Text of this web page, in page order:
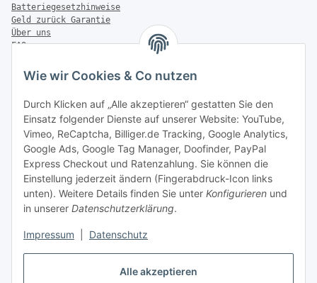
Alle akzeptieren
Wie wir Cookies & Co nutzen
Durch Klicken auf „Alle akzeptieren“ gestatten Sie den
Einsatz folgender Dienste auf unserer Website: YouTube,
Vimeo, ReCaptcha, Billiger.de Tracking, Google Analytics,
Google Ads, Google Tag Manager, Doofinder, PayPal
Express Checkout und Ratenzahlung. Sie können die
Einstellung jederzeit ändern (Fingerabdruck-Icon links
unten). Weitere Details finden Sie unter Konfigurieren und
in unserer Datenschutzerklärung.
Impressum Datenschutz
Batteriegesetzhinweise
Geld zurück Garantie
Über uns
FAQ
Zahlung & Versand
Versandinformationen
Sonstiges